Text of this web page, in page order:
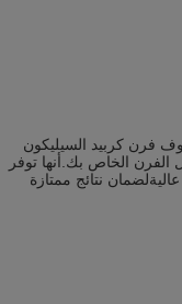
فرن كربيد السيليكون
الفرن الخاص بك.أنها توفر
نتائج ممتازة